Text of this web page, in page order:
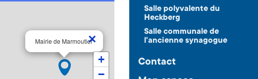
Mairie de Marmoutier×
+
−
Salle polyvalente du
Heckberg
Salle communale de
l'ancienne synagogue
Contact